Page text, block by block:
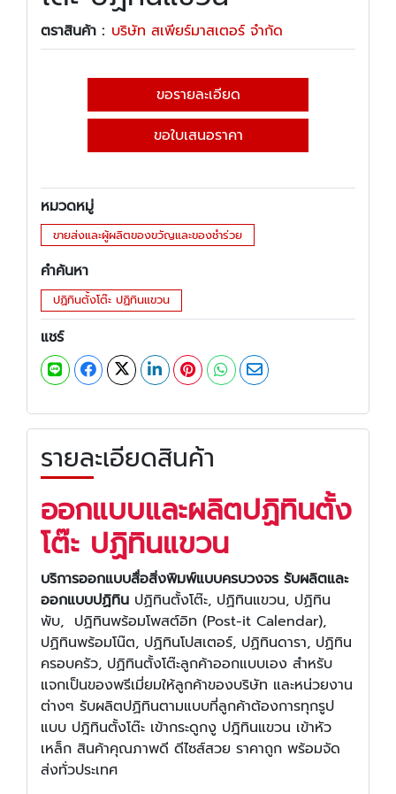
ตราสินค้า : บริษัท สเพียร์มาสเตอร์ จำกัด
ขอรายละเอียด
ขอใบเสนอราคา
หมวดหมู่
ขายส่งและผู้ผลิตของขวัญและของชำร่วย
คำค้นหา
ปฏิทินตั้งโต๊ะ ปฏิทินแขวน
แชร์
รายละเอียดสินค้า
ออกแบบและผลิตปฏิทินตั้ง
โต๊ะ ปฏิทินแขวน
บริการออกแบบสื่อสิ่งพิมพ์แบบครบวงจร รับผลิตและ
ออกแบบปฏิทิน ปฏิทินตั้งโต๊ะ, ปฏิทินแขวน, ปฏิทิน
พับ, ปฏิทินพร้อมโพสต์อิท (Post-it Calendar),
ปฏิทินพร้อมโน๊ต, ปฏิทินโปสเตอร์, ปฏิทินดารา, ปฏิทิน
ครอบครัว, ปฏิทินตั้งโต๊ะลูกค้าออกแบบเอง สำหรับ
แจกเป็นของพรีเมี่ยมให้ลูกค้าของบริษัท และหน่วยงาน
ต่างๆ รับผลิตปฏิทินตามแบบที่ลูกค้าต้องการทุกรูป
แบบ ปฎิทินตั้งโต๊ะ เข้ากระดูกงู ปฎิทินแขวน เข้าหัว
เหล็ก สินค้าคุณภาพดี ดีไซส์สวย ราคาถูก พร้อมจัด
ส่งทั่วประเทศ